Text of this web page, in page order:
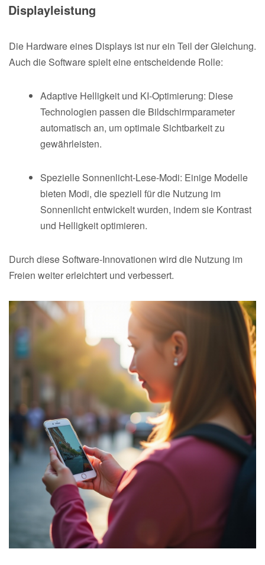
Displayleistung
Die Hardware eines Displays ist nur ein Teil der Gleichung.
Auch die Software spielt eine entscheidende Rolle:
Adaptive Helligkeit und KI-Optimierung: Diese
Technologien passen die Bildschirmparameter
automatisch an, um optimale Sichtbarkeit zu
gewährleisten.
Spezielle Sonnenlicht-Lese-Modi: Einige Modelle
bieten Modi, die speziell für die Nutzung im
Sonnenlicht entwickelt wurden, indem sie Kontrast
und Helligkeit optimieren.
Durch diese Software-Innovationen wird die Nutzung im
Freien weiter erleichtert und verbessert.